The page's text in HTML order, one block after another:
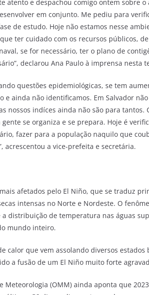
atento e despachou comigo ontem sobre
em conjunto. Me pediu para
de estudo. Hoje não estamos nesse
ter cuidado com os recursos públicos,
se for necessário, ter o plano de
declarou Ana Paulo à imprensa nesta
questões epidemiológicas, se tem
e ainda não identificamos. Em Salvador
nossos indíces ainda não são para tantos.
se organiza e se prepara. Hoje é
fazer para a população naquilo que
acrescentou a vice-prefeita e secretária.
afetados pelo El Niño, que se traduz
intensas no Norte e Nordeste. O
a distribuição de temperatura nas águas
mundo inteiro.
calor que vem assolando diversos
a fusão de um El Niño muito forte
Meteorologia (OMM) ainda aponta que